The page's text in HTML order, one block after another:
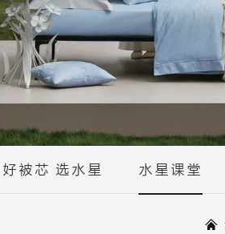
好被芯 选水星 水星课堂